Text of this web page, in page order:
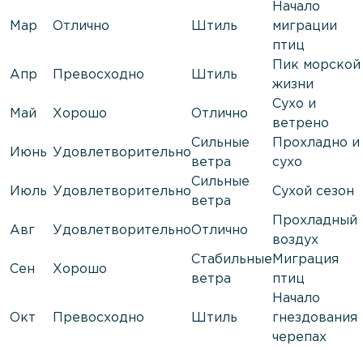
Мар Отлично Штиль
Начало
миграции
птиц
Апр Превосходно Штиль
Пик морской
жизни
Май Хорошо Отлично
Сухо и
ветрено
Июнь Удовлетворительно
Сильные
ветра
Прохладно и
сухо
Июль Удовлетворительно
Сильные
ветра
Сухой сезон
Авг УдовлетворительноОтлично
Прохладный
воздух
Сен Хорошо
Стабильные
ветра
Миграция
птиц
Окт Превосходно Штиль
Начало
гнездования
черепах